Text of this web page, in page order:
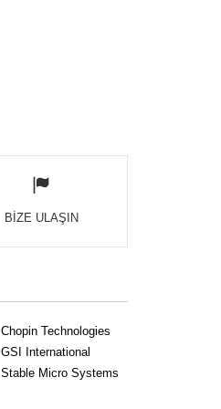
BİZE ULAŞIN
Chopin Technologies
GSI International
Stable Micro Systems